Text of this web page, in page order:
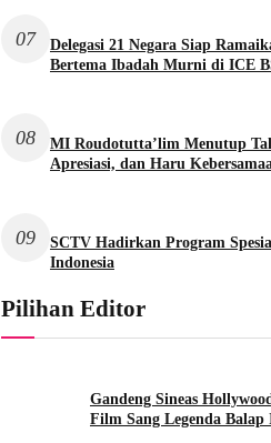
07
Delegasi 21 Negara Siap
Bertema Ibadah Murni di ICE
08
MI Roudotutta’lim Menutup
Apresiasi, dan Haru
09
SCTV Hadirkan Program
Indonesia
Pilihan Editor
Gandeng Sineas
Film Sang Legenda